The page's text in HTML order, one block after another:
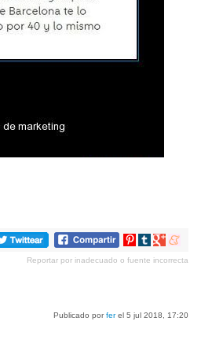
Compartir
Pinterest
Compartir
tumblr
Compartir
Google+
Compartir
meneame
Reportar por inadecuado o fuente incorrecta
Publicado porferel 5 jul 2018, 17:20